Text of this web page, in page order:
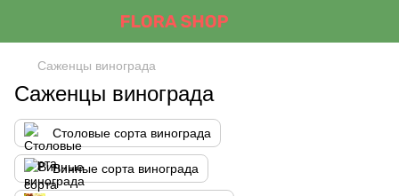
Саженцы винограда
Саженцы винограда
Столовые сорта винограда
Винные сорта винограда